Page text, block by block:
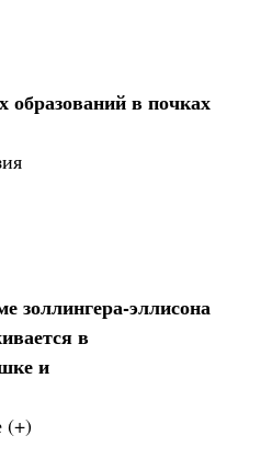
в почках
золлингера-эллисона
в
и
(+)